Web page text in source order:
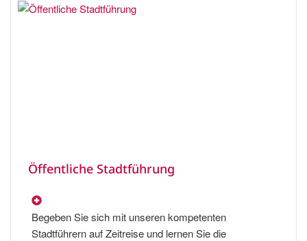
Öffentliche Stadtführung
Begeben Sie sich mit unseren kompetenten
Stadtführern auf Zeitreise und lernen Sie die